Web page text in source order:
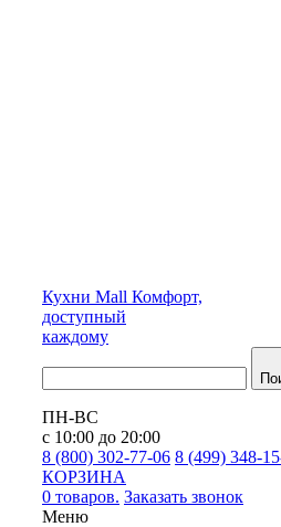
Кухни Mall Комфорт,
доступный
каждому
ПН-ВС
с 10:00 до 20:00
8 (800) 302-77-06 8 (499) 348-
КОРЗИНА
0 товаров. Заказать звонок
Меню